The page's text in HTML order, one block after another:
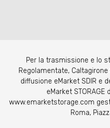
Per la trasmissione e lo
Regolamentate,
diffusione eMarket SDIR e
eMarket STORAGE
www.emarketstorage.com
Roma,